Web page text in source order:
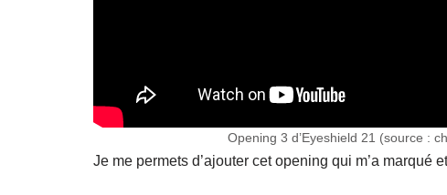
Opening 3 d’Eyeshield 21 (source :
Je me permets d’ajouter cet opening qui m’a marqué